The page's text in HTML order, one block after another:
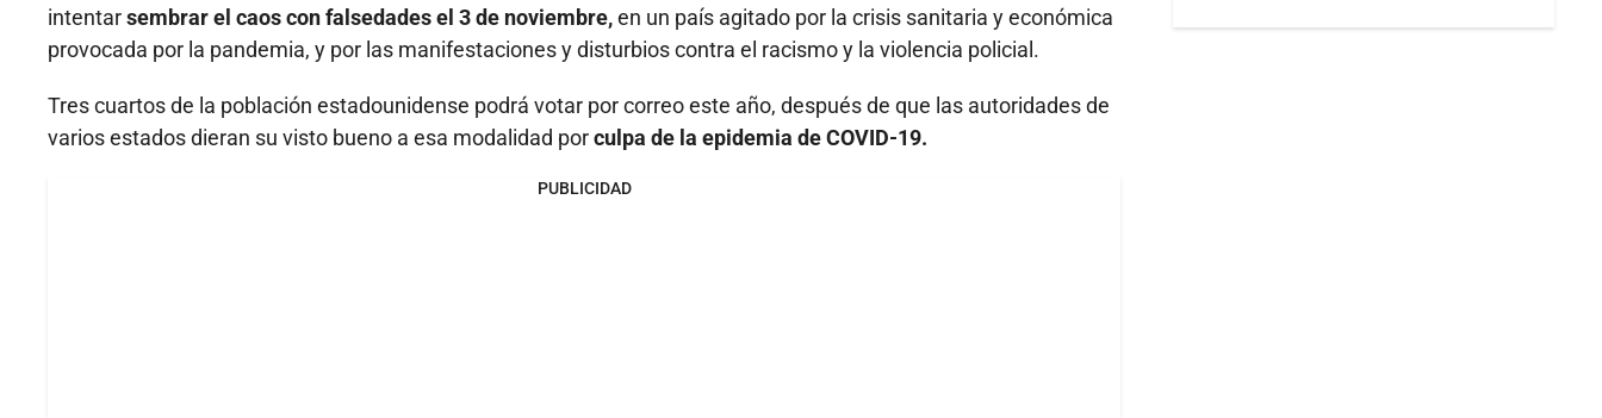
intentarsembrar el caos con falsedades el 3 de noviembre,en un país agitado por la crisis sanitaria y económica
provocada por la pandemia, y por las manifestaciones y disturbios contra el racismo y la violencia policial.
Tres cuartos de la población estadounidense podrá votar por correo este año, después de que las autoridades de
varios estados dieran su visto bueno a esa modalidad porculpa de la epidemia de COVID-19.
PUBLICIDAD